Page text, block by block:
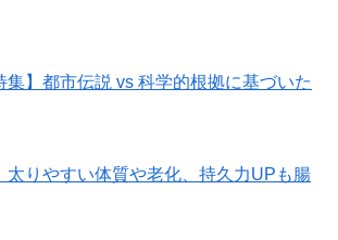
集】都市伝説 vs 科学的根拠に基づいた
りやすい体質や老化、持久力UPも腸